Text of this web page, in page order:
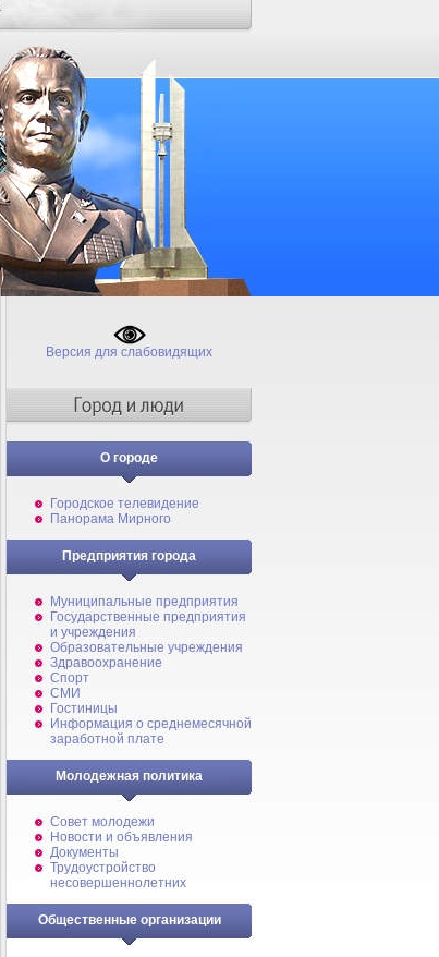
Версия для слабовидящих
О городе
Городское телевидение
Панорама Мирного
Предприятия города
Муниципальные предприятия
Государственные предприятия
и учреждения
Образовательные учреждения
Здравоохранение
Спорт
СМИ
Гостиницы
Информация о среднемесячной
заработной плате
Молодежная политика
Совет молодежи
Новости и объявления
Документы
Трудоустройство
несовершеннолетних
Общественные организации